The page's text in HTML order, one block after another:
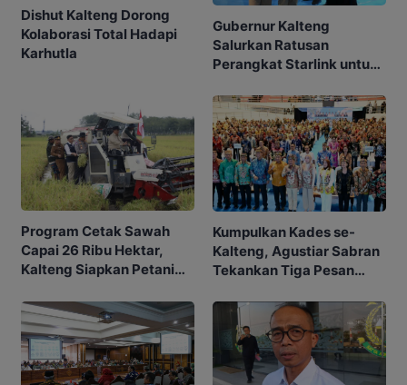
Dishut Kalteng Dorong
Kolaborasi Total Hadapi
Karhutla
Gubernur Kalteng
Salurkan Ratusan
Perangkat Starlink untuk
Program Cetak Sawah
Capai 26 Ribu Hektar,
Kalteng Siapkan Petani
Kumpulkan Kades se-
Kalteng, Agustiar Sabran
Tekankan Tiga Pesan